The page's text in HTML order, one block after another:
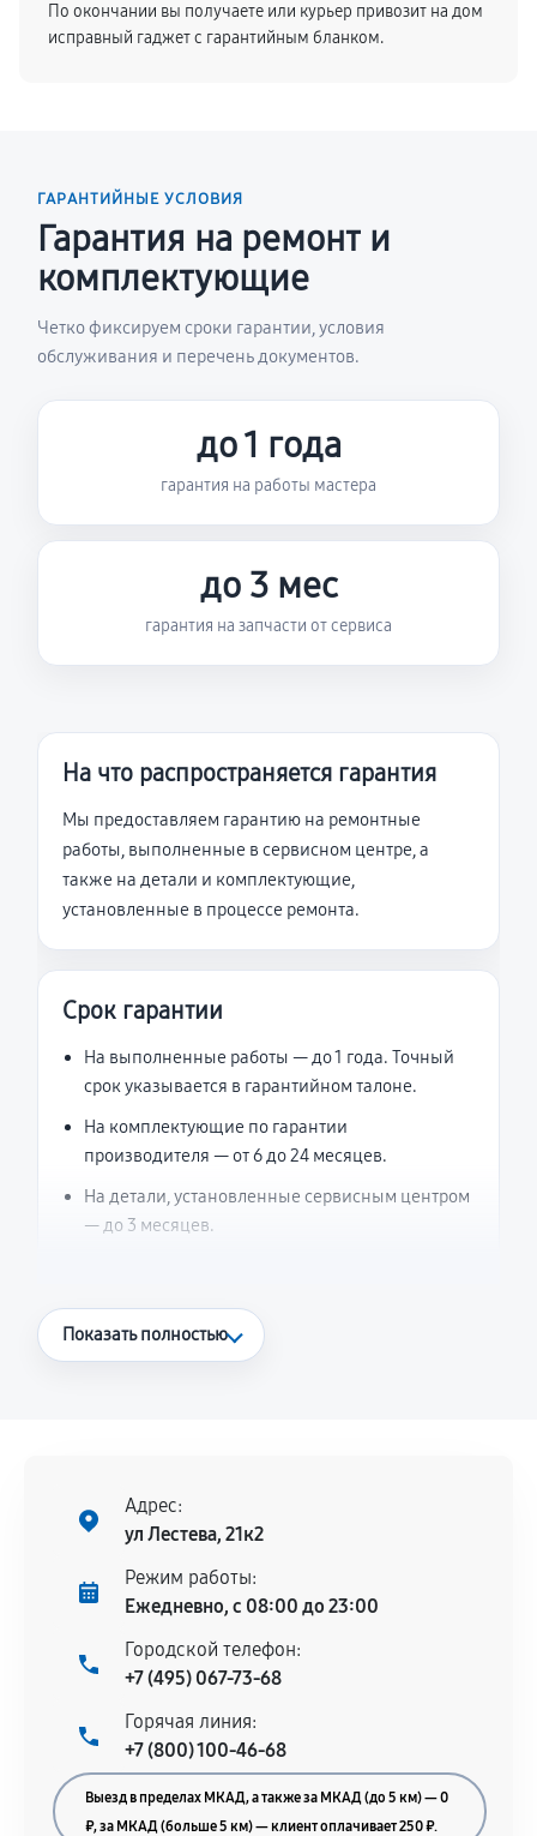
По окончании вы получаете или курьер привозит на дом
исправный гаджет с гарантийным бланком.
ГАРАНТИЙНЫЕ УСЛОВИЯ
Гарантия на ремонт и
комплектующие
Четко фиксируем сроки гарантии, условия
обслуживания и перечень документов.
до 1 года
гарантия на работы мастера
до 3 мес
гарантия на запчасти от сервиса
На что распространяется гарантия
Мы предоставляем гарантию на ремонтные
работы, выполненные в сервисном центре, а
также на детали и комплектующие,
установленные в процессе ремонта.
Срок гарантии
На выполненные работы — до 1 года. Точный
срок указывается в гарантийном талоне.
На комплектующие по гарантии
производителя — от 6 до 24 месяцев.
На детали, установленные сервисным центром
— до 3 месяцев.
Что считается гарантийным случаем
нормальной эксплуатации в течение
гарантийного срока.
Несоответствие комплектующей заявленным
техническим характеристикам.
Документы для подтверждения
гарантии
Гарантийный талон.
Акт выполненных работ с датой, перечнем
Показать полностью
Адрес:
ул Лестева, 21к2
Режим работы:
Ежедневно, с 08:00 до 23:00
Городской телефон:
+7 (495) 067-73-68
Горячая линия:
+7 (800) 100-46-68
Выезд в пределах МКАД, а также за МКАД (до 5 км) — 0
₽, за МКАД (больше 5 км) — клиент оплачивает 250 ₽.